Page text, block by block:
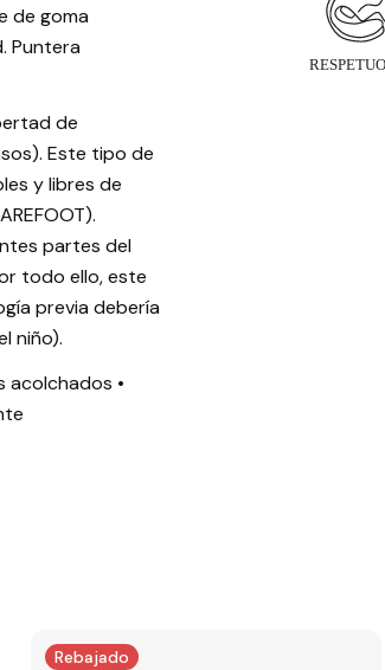
de goma
Puntera
de
Este tipo de
y libres de
partes del
todo ello, este
previa debería
niño).
acolchados •
Rebajado